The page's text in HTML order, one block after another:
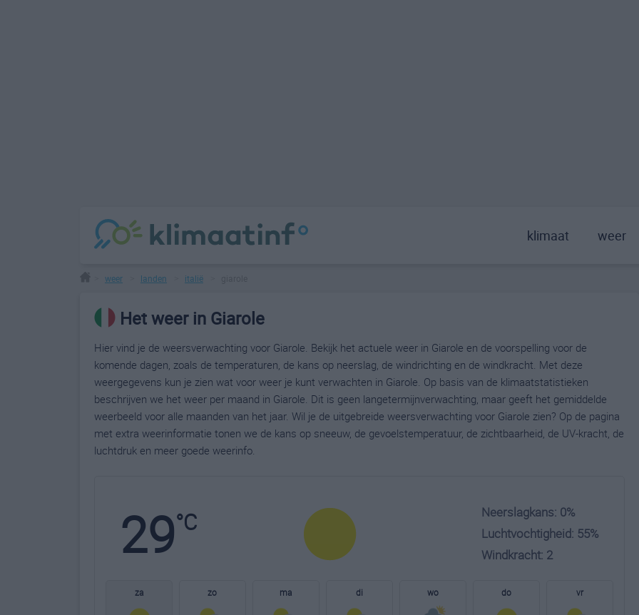
klimaat weer
weer landen italië
Het weer in Giarole
Hier vind je de weersverwachting voor Giarole. Bekijk het actuele weer in Giarole en de voorspelling voor de
komende dagen, zoals de temperaturen, de kans op neerslag, de windrichting en de windkracht. Met deze
weergegevens kun je zien wat voor weer je kunt verwachten in Giarole. Op basis van de klimaatstatistieken
beschrijven we het weer per maand in Giarole. Dit is geen langetermijnverwachting, maar geeft het gemiddelde
weerbeeld voor alle maanden van het jaar. Wil je de uitgebreide weersverwachting voor Giarole zien? Op de pagina
met extra weerinformatie tonen we de kans op sneeuw, de gevoelstemperatuur, de zichtbaarheid, de UV-kracht, de
luchtdruk en meer goede weerinfo.
29°C
Neerslagkans: 0%
Luchtvochtigheid: 55%
Windkracht: 2
za zo ma di wo do vr